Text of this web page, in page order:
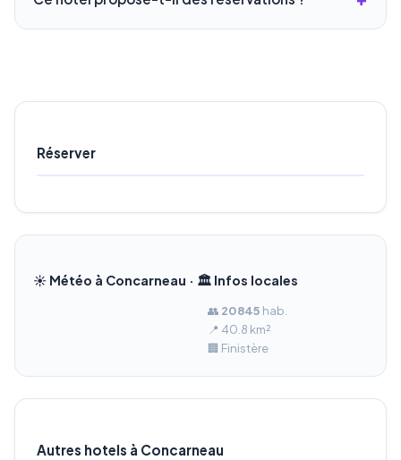
Réserver
☀️ Météo à Concarneau · 🏛️ Infos locales
👥 20 845 hab.
📍 40.8 km²
🏢 Finistère
Autres hotels à Concarneau